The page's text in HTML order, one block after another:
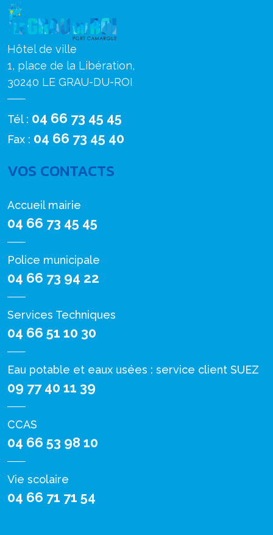
Hôtel de ville
1, place de la Libération,
30240 LE GRAU-DU-ROI
Tél : 04 66 73 45 45
Fax : 04 66 73 45 40
VOS CONTACTS
Accueil mairie
04 66 73 45 45
Police municipale
04 66 73 94 22
Services Techniques
04 66 51 10 30
Eau potable et eaux usées : service client SUEZ
09 77 40 11 39
CCAS
04 66 53 98 10
Vie scolaire
04 66 71 71 54